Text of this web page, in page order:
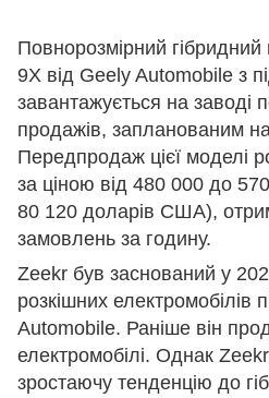
Повнорозмірний
9X від Geely Automobile з
завантажується на заводі
продажів, запланованим
Передпродаж цієї моделі
за ціною від 480 000 до
80 120 доларів США),
замовлень за годину.
Zeekr був заснований у
розкішних електромобілів
Automobile. Раніше він
електромобілі. Однак
зростаючу тенденцію до